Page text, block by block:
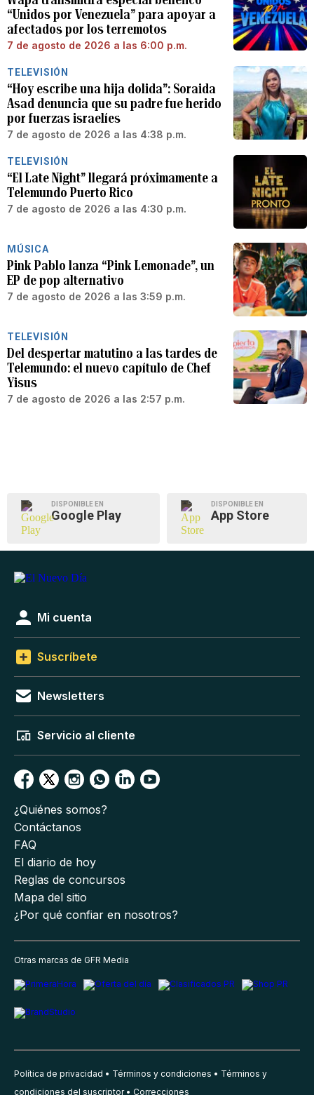
“Unidos por Venezuela” para apoyar a
afectados por los terremotos
7 de agosto de 2026 a las 6:00 p.m.
TELEVISIÓN
“Hoy escribe una hija dolida”: Soraida
Asad denuncia que su padre fue herido
por fuerzas israelíes
7 de agosto de 2026 a las 4:38 p.m.
TELEVISIÓN
“El Late Night” llegará próximamente a
Telemundo Puerto Rico
7 de agosto de 2026 a las 4:30 p.m.
MÚSICA
Pink Pablo lanza “Pink Lemonade”, un
EP de pop alternativo
7 de agosto de 2026 a las 3:59 p.m.
TELEVISIÓN
Del despertar matutino a las tardes de
Telemundo: el nuevo capítulo de Chef
Yisus
7 de agosto de 2026 a las 2:57 p.m.
DISPONIBLE EN
Google Play
DISPONIBLE EN
App Store
Mi cuenta
Suscríbete
Newsletters
Servicio al cliente
¿Quiénes somos?
Contáctanos
FAQ
El diario de hoy
Reglas de concursos
Mapa del sitio
¿Por qué confiar en nosotros?
Otras marcas de GFR Media
Política de privacidad Términos y condiciones
Términos y
condiciones del suscriptor
Correcciones